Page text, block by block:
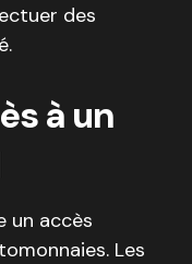
des
à un
un accès
Les